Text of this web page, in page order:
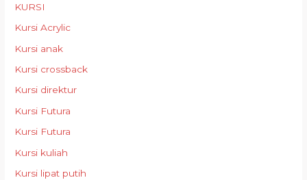
KURSI
Kursi Acrylic
Kursi anak
Kursi crossback
Kursi direktur
Kursi Futura
Kursi Futura
Kursi kuliah
Kursi lipat putih